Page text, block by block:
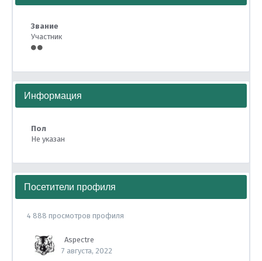
Звание
Участник
Информация
Пол
Не указан
Посетители профиля
4 888 просмотров профиля
Aspectre
7 августа, 2022